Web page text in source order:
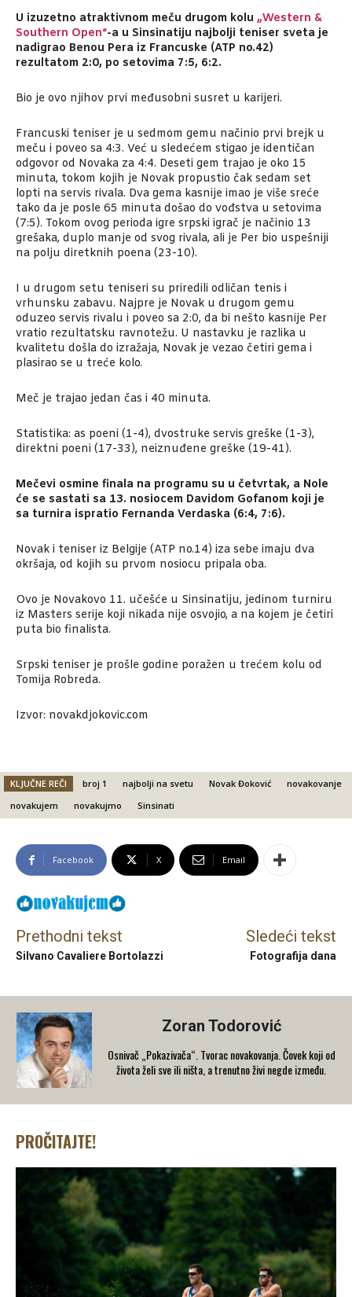
U izuzetno atraktivnom meču drugom kolu „Western &
Southern Open“-a u Sinsinatiju najbolji teniser sveta je
nadigrao Benou Pera iz Francuske (ATP no.42)
rezultatom 2:0, po setovima 7:5, 6:2.
Bio je ovo njihov prvi međusobni susret u karijeri.
Francuski teniser je u sedmom gemu načinio prvi brejk u
meču i poveo sa 4:3. Već u sledećem stigao je identičan
odgovor od Novaka za 4:4. Deseti gem trajao je oko 15
minuta, tokom kojih je Novak propustio čak sedam set
lopti na servis rivala. Dva gema kasnije imao je više sreće
tako da je posle 65 minuta došao do vođstva u setovima
(7:5). Tokom ovog perioda igre srpski igrač je načinio 13
grešaka, duplo manje od svog rivala, ali je Per bio uspešniji
na polju diretknih poena (23-10).
I u drugom setu teniseri su priredili odličan tenis i
vrhunsku zabavu. Najpre je Novak u drugom gemu
oduzeo servis rivalu i poveo sa 2:0, da bi nešto kasnije Per
vratio rezultatsku ravnotežu. U nastavku je razlika u
kvalitetu došla do izražaja, Novak je vezao četiri gema i
plasirao se u treće kolo.
Meč je trajao jedan čas i 40 minuta.
Statistika: as poeni (1-4), dvostruke servis greške (1-3),
direktni poeni (17-33), neiznuđene greške (19-41).
Mečevi osmine finala na programu su u četvrtak, a Nole
će se sastati sa 13. nosiocem Davidom Gofanom koji je
sa turnira ispratio Fernanda Verdaska (6:4, 7:6).
Novak i teniser iz Belgije (ATP no.14) iza sebe imaju dva
okršaja, od kojih su prvom nosiocu pripala oba.
Ovo je Novakovo 11. učešće u Sinsinatiju, jedinom turniru
iz Masters serije koji nikada nije osvojio, a na kojem je četiri
puta bio finalista.
Srpski teniser je prošle godine poražen u trećem kolu od
Tomija Robreda.
Izvor: novakdjokovic.com
KLJUČNE REČI broj 1 najbolji na svetu Novak Đoković
novakovanje
novakujem
novakujmo Sinsinati
Facebook X Email
Prethodni tekst
Silvano Cavaliere Bortolazzi
Sledeći tekst
Fotografija dana
Zoran Todorović
Osnivač „Pokazivača“. Tvorac novakovanja. Čovek koji od
života želi sve ili ništa, a trenutno živi negde između.
PROČITAJTE!